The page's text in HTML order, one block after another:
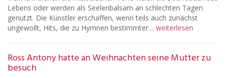
Lebens oder werden als Seelenbalsam an schlechten Tagen
genutzt. Die Künstler erschaffen, wenn teils auch zunächst
ungewollt, Hits, die zu Hymnen bestimmter… weiterlesen
Ross Antony hatte an Weihnachten seine Mutter zu
besuch